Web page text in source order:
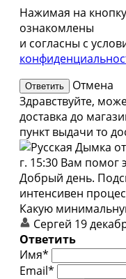
Нажимая на
ознакомлены
и согласны с
Отмена
Здравствуйте,
доставка до
пункт выдачи то
г. 15:30 Вам помог
Добрый день.
интенсивен
Какую
Сергей 19
Ответить
Имя*
Email*